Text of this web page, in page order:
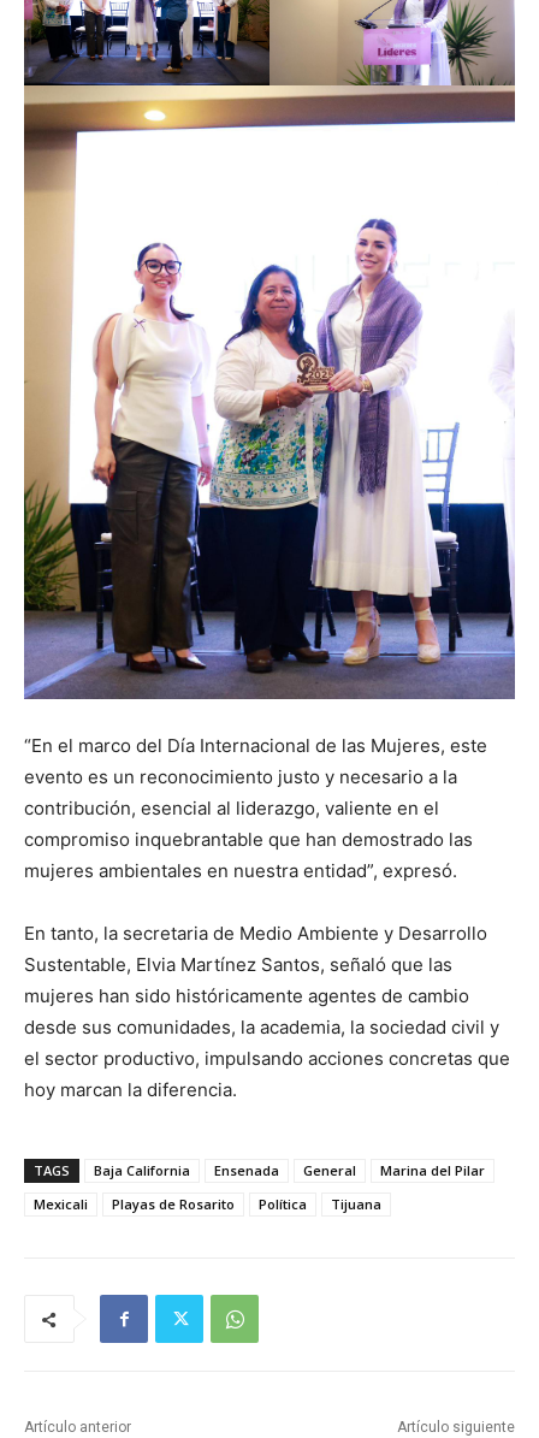
“En el marco del Día Internacional de las Mujeres, este
evento es un reconocimiento justo y necesario a la
contribución, esencial al liderazgo, valiente en el
compromiso inquebrantable que han demostrado las
mujeres ambientales en nuestra entidad”, expresó.
En tanto, la secretaria de Medio Ambiente y Desarrollo
Sustentable, Elvia Martínez Santos, señaló que las
mujeres han sido históricamente agentes de cambio
desde sus comunidades, la academia, la sociedad civil y
el sector productivo, impulsando acciones concretas que
hoy marcan la diferencia.
TAGS Baja California Ensenada General
Marina del Pilar
Mexicali
Playas de Rosarito Política Tijuana
Artículo anterior Artículo siguiente